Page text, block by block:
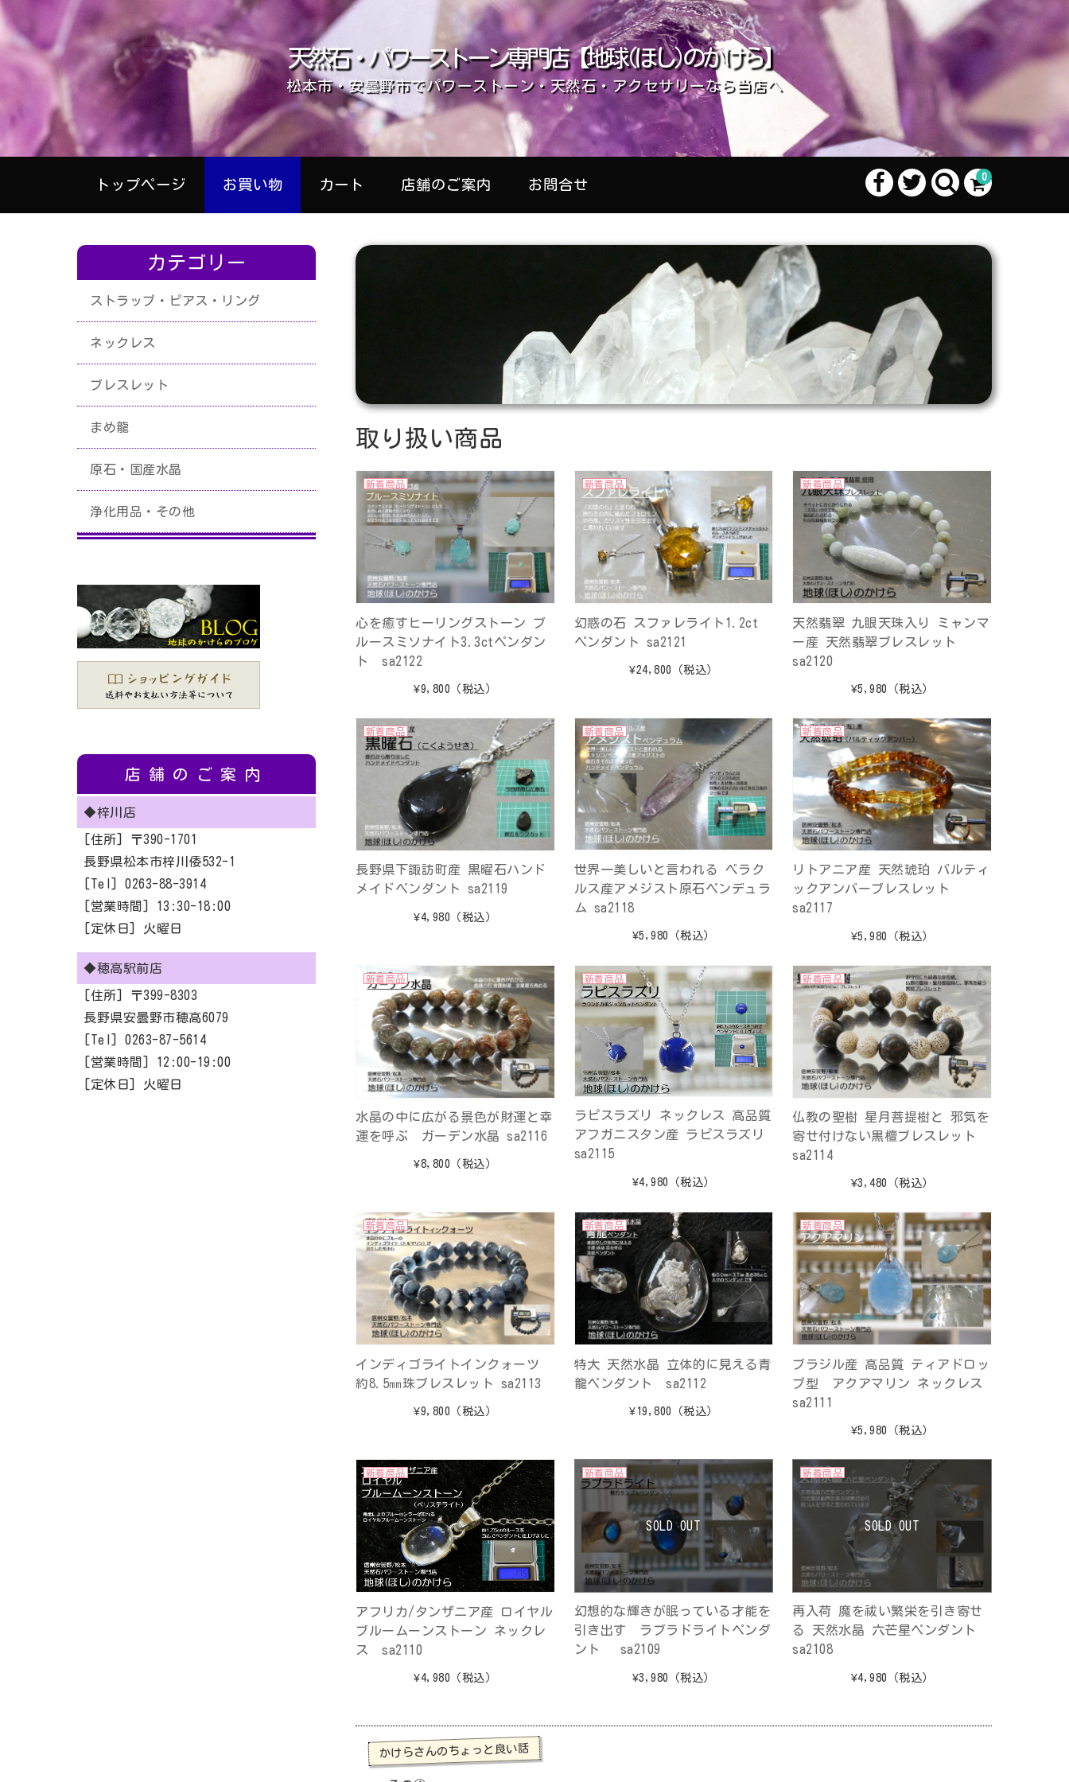
天然石・パワーストーン専門店【地球(ほし)のかけら】
松本市・安曇野市でパワーストーン・天然石・アクセサリーなら当店へ
0
トップページ お買い物 カート 店舗のご案内 お問合せ
取り扱い商品
新着商品
心を癒すヒーリングストーン ブ
ルースミソナイト3.3ctペンダン
ト sa2122
¥9,800 （税込）
新着商品
幻惑の石 スファレライト1.2ct
ペンダント sa2121
¥24,800 （税込）
新着商品
天然翡翠 九眼天珠入り ミャンマ
ー産 天然翡翠ブレスレット
sa2120
¥5,980 （税込）
新着商品
長野県下諏訪町産 黒曜石ハンド
メイドペンダント sa2119
¥4,980 （税込）
新着商品
世界一美しいと言われる ベラク
ルス産アメジスト原石ペンデュラ
ム sa2118
¥5,980 （税込）
新着商品
リトアニア産 天然琥珀 バルティ
ックアンバーブレスレット
sa2117
¥5,980 （税込）
新着商品
水晶の中に広がる景色が財運と幸
運を呼ぶ ガーデン水晶 sa2116
¥8,800 （税込）
新着商品
ラピスラズリ ネックレス 高品質
アフガニスタン産 ラピスラズリ
sa2115
¥4,980 （税込）
新着商品
仏教の聖樹 星月菩提樹と 邪気を
寄せ付けない黒檀ブレスレット
sa2114
¥3,480 （税込）
新着商品
インディゴライトインクォーツ
約8.5㎜珠ブレスレット sa2113
¥9,800 （税込）
新着商品
特大 天然水晶 立体的に見える青
龍ペンダント sa2112
¥19,800 （税込）
新着商品
ブラジル産 高品質 ティアドロッ
プ型 アクアマリン ネックレス
sa2111
¥5,980 （税込）
新着商品
アフリカ/タンザニア産 ロイヤル
ブルームーンストーン ネックレ
ス sa2110
¥4,980 （税込）
新着商品
SOLD OUT
幻想的な輝きが眠っている才能を
引き出す ラブラドライトペンダ
ント sa2109
¥3,980 （税込）
新着商品
SOLD OUT
再入荷 魔を祓い繁栄を引き寄せ
る 天然水晶 六芒星ペンダント
sa2108
¥4,980 （税込）
かけらさんのちょっと良い話
カテゴリー
ストラップ・ピアス・リング
ネックレス
ブレスレット
まめ龍
原石・国産水晶
浄化用品・その他
店舗のご案内
◆梓川店
[住所] 〒390-1701
長野県松本市梓川倭532-1
[Tel] 0263-88-3914
[営業時間] 13:30-18:00
[定休日] 火曜日
◆穂高駅前店
[住所] 〒399-8303
長野県安曇野市穂高6079
[Tel] 0263-87-5614
[営業時間] 12:00-19:00
[定休日] 火曜日